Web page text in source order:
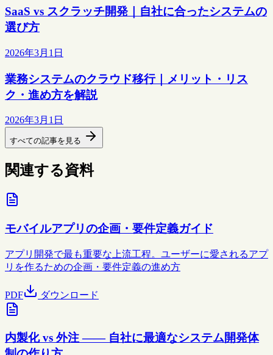
SaaS vs スクラッチ開発｜自社に合ったシステムの
選び方
2026年3月1日
業務システムのクラウド移行｜メリット・リス
ク・進め方を解説
2026年3月1日
すべての記事を見る
関連する資料
モバイルアプリの企画・要件定義ガイド
アプリ開発で最も重要な上流工程。ユーザーに愛されるアプ
リを作るための企画・要件定義の進め方
PDF ダウンロード
内製化 vs 外注 —— 自社に最適なシステム開発体